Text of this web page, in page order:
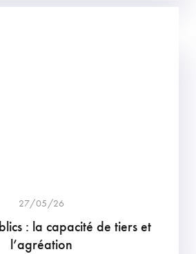
27/05/26
: la capacité de tiers et
l’agréation